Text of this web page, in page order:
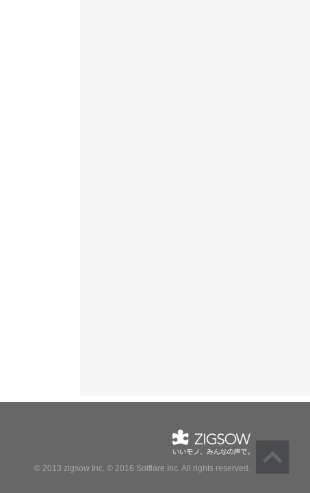
© 2013 zigsow Inc, © 2016 Solflare Inc. All rights reserved.